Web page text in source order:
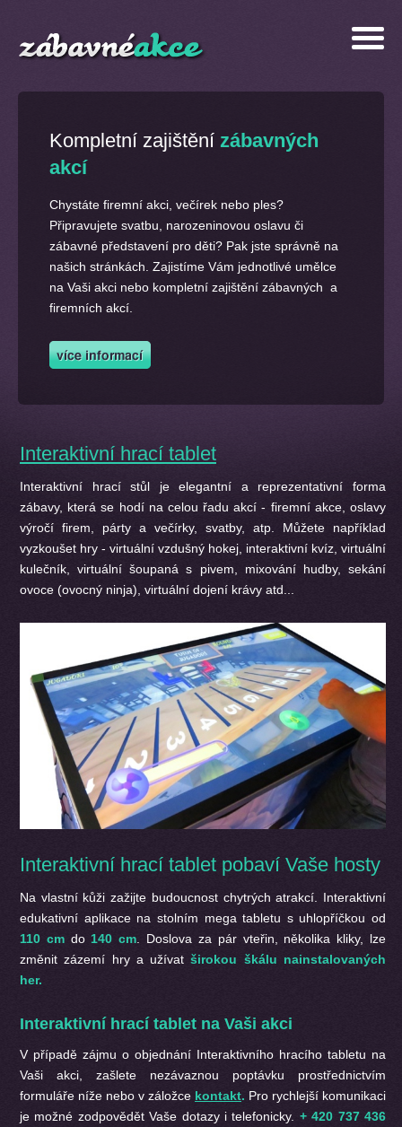
Kompletní zajištění zábavných
akcí
Chystáte firemní akci, večírek nebo ples?
Připravujete svatbu, narozeninovou oslavu či
zábavné představení pro děti? Pak jste správně na
našich stránkách. Zajistíme Vám jednotlivé umělce
na Vaši akci nebo kompletní zajištění zábavných a
firemních akcí.
Interaktivní hrací tablet
Interaktivní hrací stůl je elegantní a reprezentativní forma
zábavy, která se hodí na celou řadu akcí - firemní akce, oslavy
výročí firem, párty a večírky, svatby, atp. Můžete například
vyzkoušet hry - virtuální vzdušný hokej, interaktivní kvíz, virtuální
kulečník, virtuální šoupaná s pivem, mixování hudby, sekání
ovoce (ovocný ninja), virtuální dojení krávy atd...
Interaktivní hrací tablet pobaví Vaše hosty
Na vlastní kůži zažijte budoucnost chytrých atrakcí. Interaktivní
edukativní aplikace na stolním mega tabletu s uhlopříčkou od
110 cmdo 140 cm . Doslova za pár vteřin, několika kliky, lze
změnit zázemí hry a užívatširokou škálu nainstalovaných
her.
Interaktivní hrací tablet na Vaši akci
V případě zájmu o objednání Interaktivního hracího tabletu na
Vaši akci, zašlete nezávaznou poptávku prostřednictvím
formuláře níže nebo v záložce kontakt. Pro rychlejší komunikaci
je možné zodpovědět Vaše dotazy i telefonicky. + 420 737 436